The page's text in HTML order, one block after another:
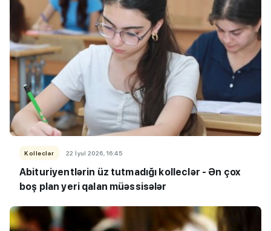
Kolleclər 22 İyul 2026, 16:45
Abituriyentlərin üz tutmadığı kolleclər - Ən çox
boş plan yeri qalan müəssisələr